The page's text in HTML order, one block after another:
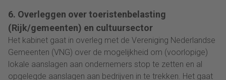
6. Overleggen over toeristenbelasting
(Rijk/gemeenten) en cultuursector
Het kabinet gaat in overleg met de Vereniging Nederlandse
Gemeenten (VNG) over de mogelijkheid om (voorlopige)
lokale aanslagen aan ondernemers stop te zetten en al
opgelegde aanslagen aan bedrijven in te trekken. Het gaat